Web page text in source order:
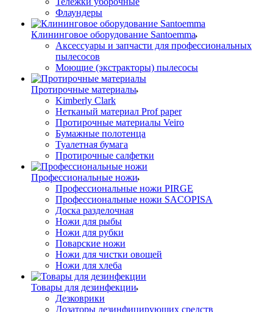
Флаундеры
Клининговое оборудование Santoemma
Аксессуары и запчасти для профессиональных
пылесосов
Моющие (экстракторы) пылесосы
Протирочные материалы
Kimberly Clark
Нетканый материал Prof paper
Протирочные материалы Veiro
Бумажные полотенца
Туалетная бумага
Протирочные салфетки
Профессиональные ножи
Профессиональные ножи PIRGE
Профессиональные ножи SACOPISA
Доска разделочная
Ножи для рыбы
Ножи для рубки
Поварские ножи
Ножи для чистки овощей
Ножи для хлеба
Товары для дезинфекции
Дезковрики
Дозаторы дезинфицирующих средств